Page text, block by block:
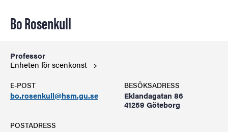
Bo Rosenkull
Professor
Enheten förscenkonst
E-POST
bo.rosenkull@hsm.gu.se
BESÖKSADRESS
Eklandagatan 86
41259 Göteborg
POSTADRESS